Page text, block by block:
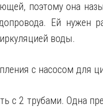
поэтому она
Ей нужен
воды.
с насосом для
с 2 трубами. Одна